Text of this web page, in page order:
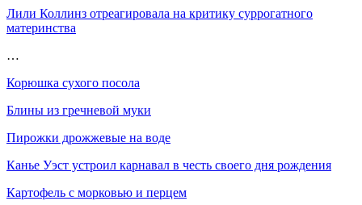
Лили Коллинз отреагировала на критику суррогатного
материнства
…
Корюшка сухого посола
Блины из гречневой муки
Пирожки дрожжевые на воде
Канье Уэст устроил карнавал в честь своего дня рождения
Картофель с морковью и перцем